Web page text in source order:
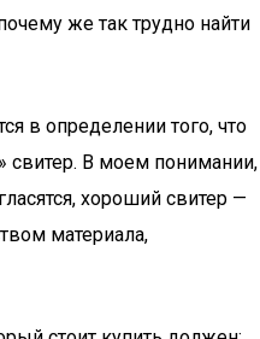
же так трудно найти
в определении того, что
свитер. В моем понимании,
хороший свитер —
материала,